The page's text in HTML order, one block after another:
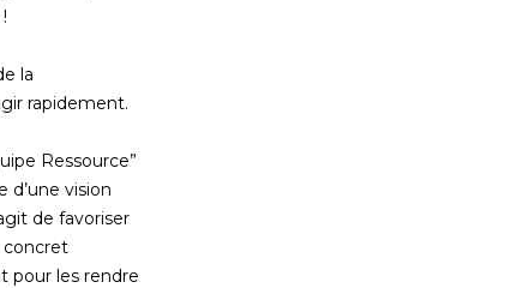
la
rapidement.
Ressource”
d’une vision
de favoriser
concret
pour les rendre